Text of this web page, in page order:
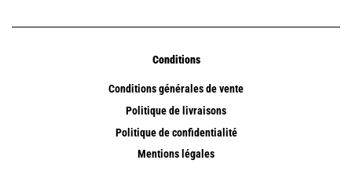
Conditions
Conditions générales de vente
Politique de livraisons
Politique de confidentialité
Mentions légales